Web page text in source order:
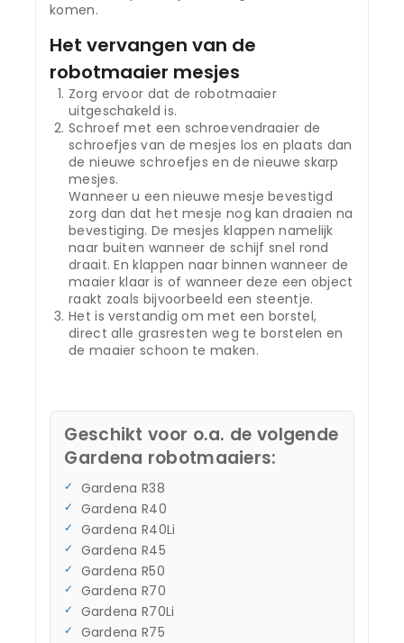
komen.
Het vervangen van de
robotmaaier mesjes
Zorg ervoor dat de robotmaaier
uitgeschakeld is.
Schroef met een schroevendraaier de
schroefjes van de mesjes los en plaats dan
de nieuwe schroefjes en de nieuwe skarp
mesjes.
Wanneer u een nieuwe mesje bevestigd
zorg dan dat het mesje nog kan draaien na
bevestiging. De mesjes klappen namelijk
naar buiten wanneer de schijf snel rond
draait. En klappen naar binnen wanneer de
maaier klaar is of wanneer deze een object
raakt zoals bijvoorbeeld een steentje.
Het is verstandig om met een borstel,
direct alle grasresten weg te borstelen en
de maaier schoon te maken.
Geschikt voor o.a. de volgende
Gardena robotmaaiers:
Gardena R38
Gardena R40
Gardena R40Li
Gardena R45
Gardena R50
Gardena R70
Gardena R70Li
Gardena R75